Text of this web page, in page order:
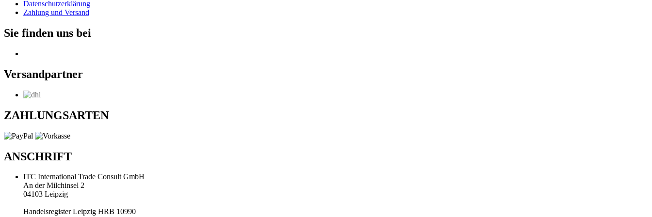
Datenschutzerklärung
Zahlung und Versand
Sie finden uns bei
Versandpartner
ZAHLUNGSARTEN
ANSCHRIFT
ITC International Trade Consult GmbH
An der Milchinsel 2
04103 Leipzig
Handelsregister Leipzig HRB 10990